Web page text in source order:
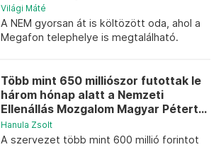
Világi Máté
A NEM gyorsan át is költözött oda, ahol a
Megafon telephelye is megtalálható.
Több mint 650 milliószor futottak le
három hónap alatt a Nemzeti
Ellenállás Mozgalom Magyar Pétert...
Hanula Zsolt
A szervezet több mint 600 millió forintot